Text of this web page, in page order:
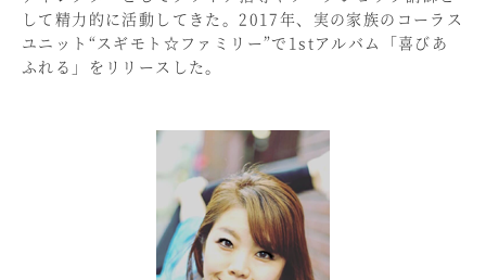
して精力的に活動してきた。2017年、実の家族のコーラス
ユニット“スギモト☆ファミリー”で1stアルバム「喜びあ
ふれる」をリリースした。